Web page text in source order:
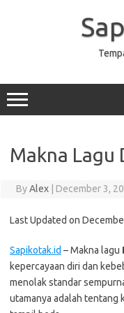
Makna Lagu
ByAlex December 3,
Last Updated on
Sapikotak.id – Makna lagu
kepercayaan diri dan
menolak standar
utamanya adalah tentang